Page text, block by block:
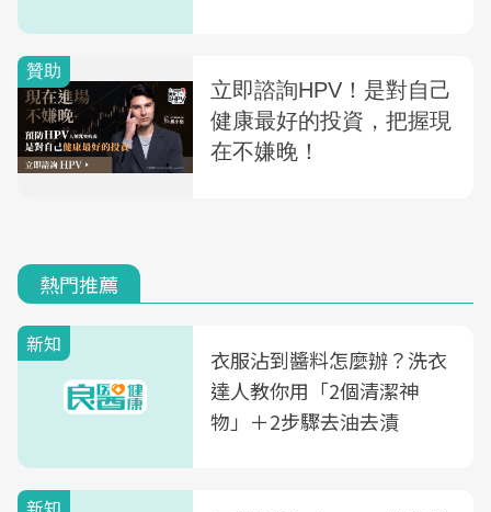
熱門推薦
新知
衣服沾到醬料怎麼辦？洗衣
達人教你用「2個清潔神
物」＋2步驟去油去漬